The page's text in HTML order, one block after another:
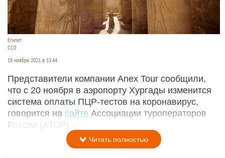
Египет.
CC0
18 ноября 2021 в 15:44
Представители компании Anex Tour сообщили,
что с 20 ноября в аэропорту Хургады изменится
система оплаты ПЦР-тестов на коронавирус,
говорится на сайте Ассоциации туроператоров
России (АТОР) .
Читать полностью